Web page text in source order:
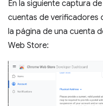
En la siguiente captura
cuentas de verificadores
la página de una cuenta
Web Store: